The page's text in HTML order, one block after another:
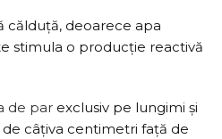
călduță, deoarece apa
stimula o producție reactivă
de par exclusiv pe lungimi și
câțiva centimetri față de